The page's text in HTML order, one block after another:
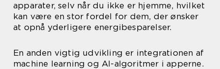
apparater, selv når du ikke er hjemme, hvilket
kan være en stor fordel for dem, der ønsker
at opnå yderligere energibesparelser.
En anden vigtig udvikling er integrationen af
machine learning og AI-algoritmer i apperne.